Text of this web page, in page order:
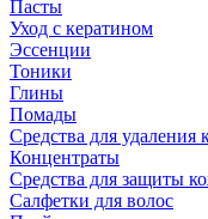
Пасты
Уход с кератином
Эссенции
Тоники
Глины
Помады
Средства для удаления
Концентраты
Средства для защиты
Салфетки для волос